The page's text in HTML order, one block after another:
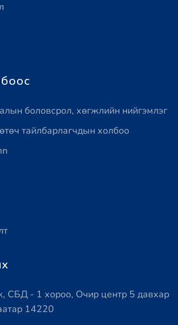
боловсрол, хөгжлийн нийгэмлэг
тайлбарлагчдын холбоо
СБД - 1 хороо, Очир центр 5 давхар
14220